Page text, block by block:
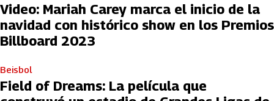
Video: Mariah Carey marca el inicio de la
navidad con histórico show en los Premios
Billboard 2023
Beisbol
Field of Dreams: La película que